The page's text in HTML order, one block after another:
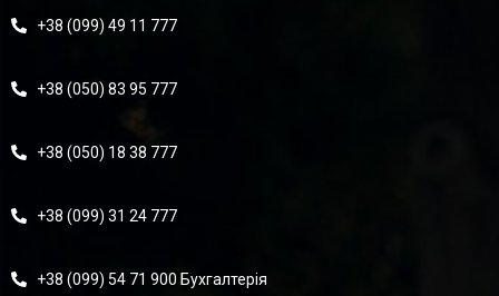
+38 (099) 49 11 777
+38 (050) 83 95 777
+38 (050) 18 38 777
+38 (099) 31 24 777
+38 (099) 54 71 900 Бухгалтерія